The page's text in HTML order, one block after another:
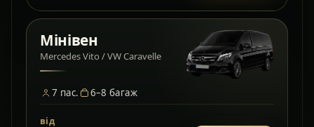
Мінівен
Mercedes Vito / VW Caravelle
7 пас. 6–8 багаж
від